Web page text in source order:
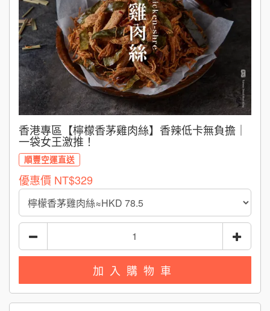
香港專區【檸檬香茅雞肉絲】香辣低卡無負擔｜
一袋女王激推！
順豐空運直送
優惠價 NT$329
加入購物車